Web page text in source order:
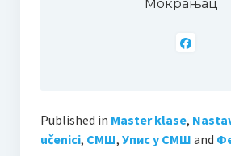
Како се пријавити
Мокрањац
Published in Master klase,
učenici, СМШ, Упис у СМШ and